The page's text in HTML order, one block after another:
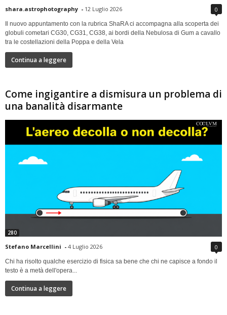
shara.astrophotography - 12 Luglio 2026 0
Il nuovo appuntamento con la rubrica ShaRA ci accompagna alla scoperta dei
globuli cometari CG30, CG31, CG38, ai bordi della Nebulosa di Gum a cavallo
tra le costellazioni della Poppa e della Vela
Continua a leggere
Come ingigantire a dismisura un problema di
una banalità disarmante
280
Stefano Marcellini - 4 Luglio 2026 0
Chi ha risolto qualche esercizio di fisica sa bene che chi ne capisce a fondo il
testo è a metà dell'opera...
Continua a leggere